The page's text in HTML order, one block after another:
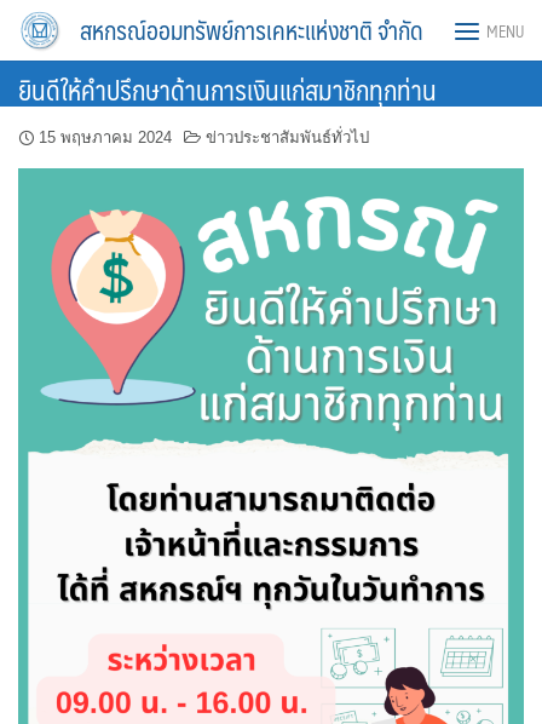
Skip
content
สหกรณ์ออมทรัพย์การเคหะแห่งชาติ จำกัด MENU
ยินดีให้คำปรึกษาด้านการเงินแก่สมาชิกทุกท่าน
15 พฤษภาคม 2024 ข่าวประชาสัมพันธ์ทั่วไป